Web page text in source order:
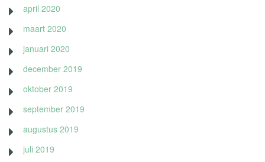
april 2020
maart 2020
januari 2020
december 2019
oktober 2019
september 2019
augustus 2019
juli 2019